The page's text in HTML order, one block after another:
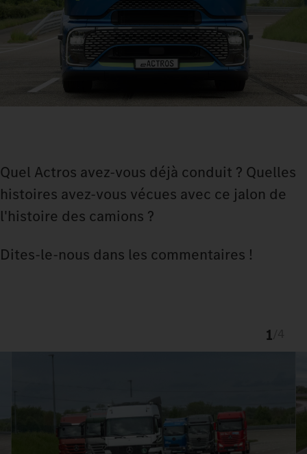
Quel Actros avez-vous déjà conduit ? Quelles
histoires avez-vous vécues avec ce jalon de
l'histoire des camions ?
Dites-le-nous dans les commentaires !
1